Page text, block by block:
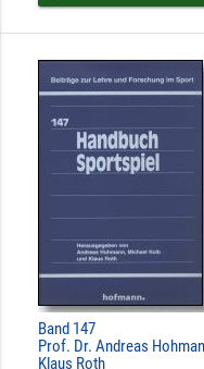
Band 147
Prof. Dr. Andreas
Klaus Roth